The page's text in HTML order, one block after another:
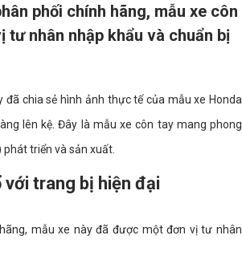
phối chính hãng, mẫu xe côn
nhân nhập khẩu và chuẩn bị
chia sẻ hình ảnh thực tế của mẫu xe Honda
lên kệ. Đây là mẫu xe côn tay mang phong
triển và sản xuất.
với trang bị hiện đại
mẫu xe này đã được một đơn vị tư nhân